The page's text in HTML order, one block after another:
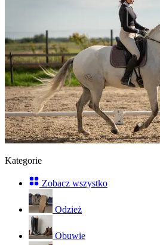
Kategorie
Zobacz wszystko
Odzież
Obuwie